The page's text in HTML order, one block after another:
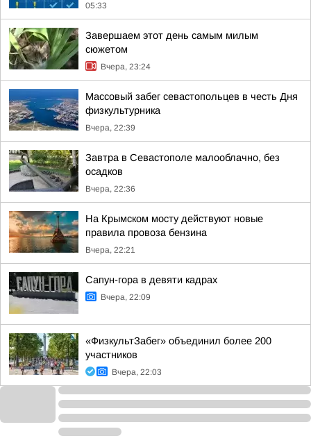
05:33
Завершаем этот день самым милым
сюжетом
Вчера, 23:24
Массовый забег севастопольцев в честь Дня
физкультурника
Вчера, 22:39
Завтра в Севастополе малооблачно, без
осадков
Вчера, 22:36
На Крымском мосту действуют новые
правила провоза бензина
Вчера, 22:21
Сапун-гора в девяти кадрах
Вчера, 22:09
«ФизкультЗабег» объединил более 200
участников
Вчера, 22:03